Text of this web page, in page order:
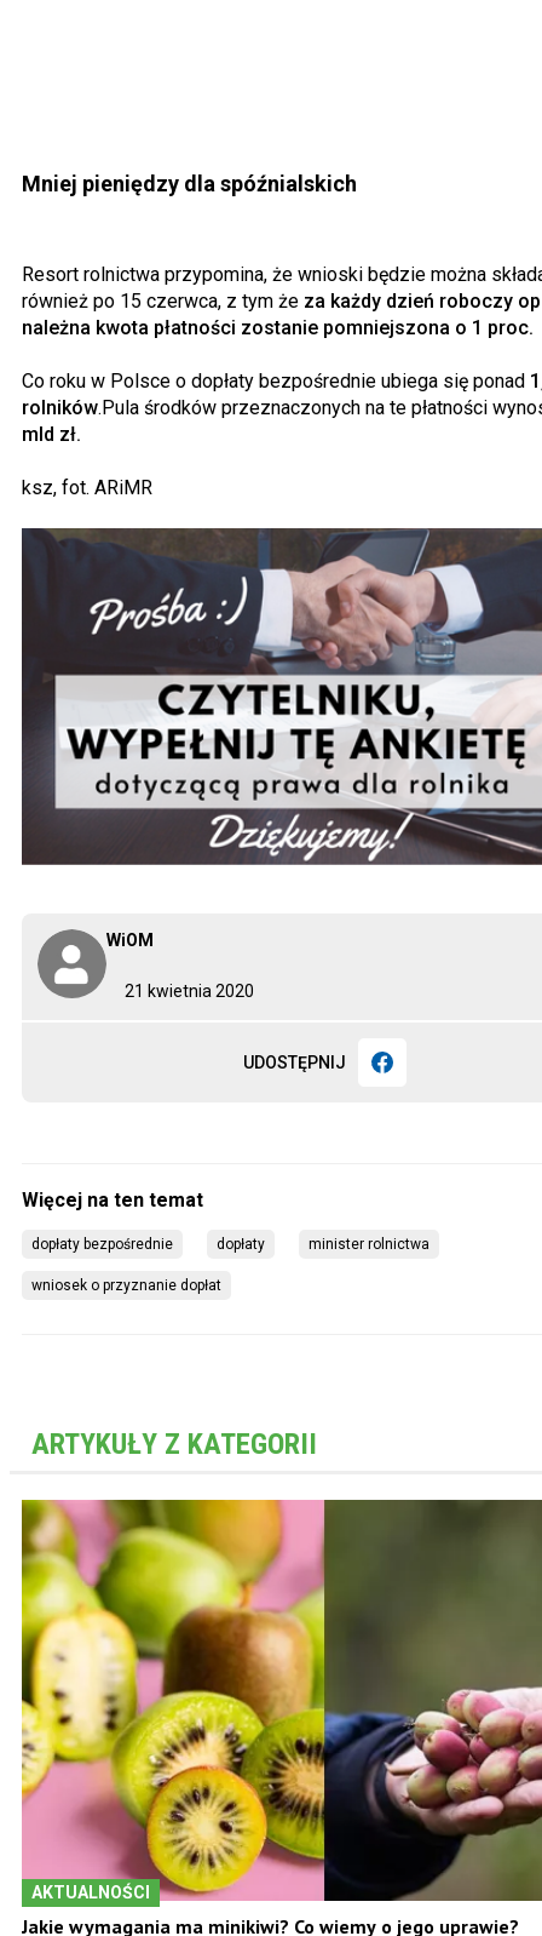
21 kwietnia 2020
WiOM
UDOSTĘPNIJ
Mniej pieniędzy dla spóźnialskich
Resort rolnictwa przypomina, że wnioski będzie można
również po 15 czerwca, z tym że za każdy dzień roboczy
należna kwota płatności zostanie pomniejszona o 1 proc.
Co roku w Polsce o dopłaty bezpośrednie ubiega się ponad
rolników.Pula środków przeznaczonych na te płatności
mld zł.
ksz, fot. ARiMR
dopłaty bezpośrednie dopłaty minister rolnictwa
wniosek o przyznanie dopłat
ARTYKUŁY Z KATEGORII
AKTUALNOŚCI
Jakie wymagania ma minikiwi? Co wiemy o jego uprawie?